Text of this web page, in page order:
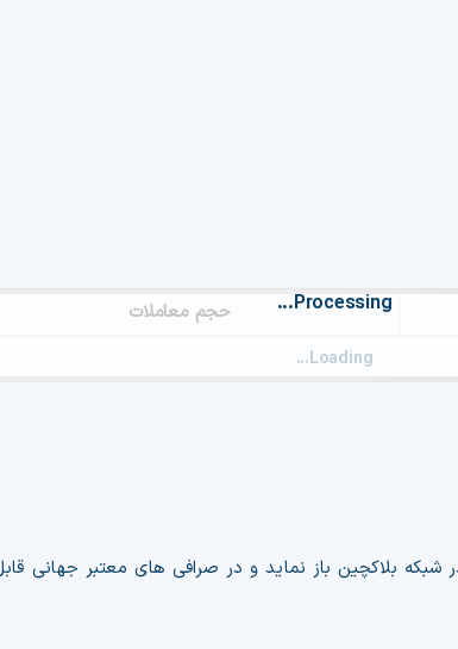
Processing... حجم معاملات
Loading...
بلاکچین باز نماید و در صرافی های معتبر جهانی